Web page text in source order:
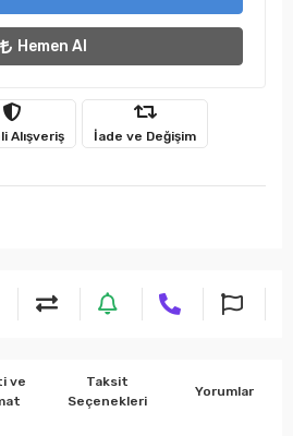
Hemen Al
Alışveriş İade ve Değişim
ve
Taksit
Seçenekleri
Yorumlar